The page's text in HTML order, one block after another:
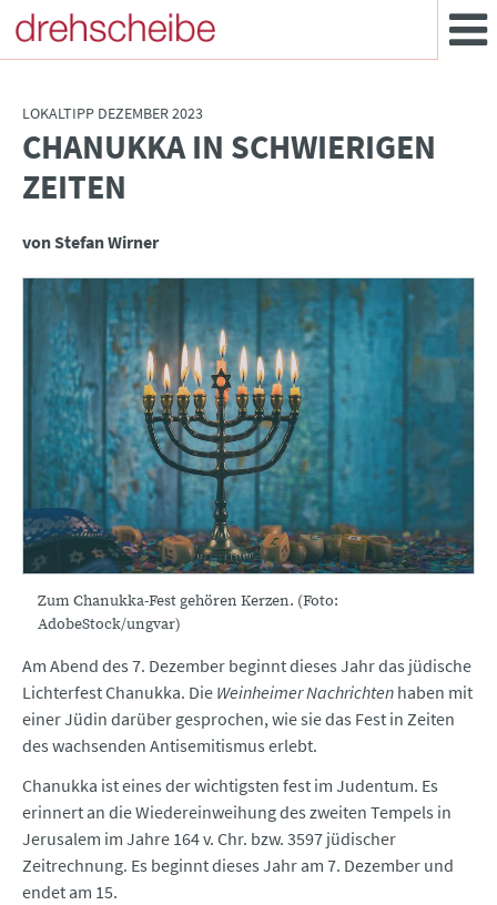
LOKALTIPP DEZEMBER 2023
:CHANUKKA IN SCHWIERIGEN
ZEITEN
von Stefan Wirner
Zum Chanukka-Fest gehören Kerzen. (Foto:
AdobeStock/ungvar)
Am Abend des 7. Dezember beginnt dieses Jahr das jüdische
Lichterfest Chanukka. Die Weinheimer Nachrichten haben mit
einer Jüdin darüber gesprochen, wie sie das Fest in Zeiten
des wachsenden Antisemitismus erlebt.
Chanukka ist eines der wichtigsten fest im Judentum. Es
erinnert an die Wiedereinweihung des zweiten Tempels in
Jerusalem im Jahre 164 v. Chr. bzw. 3597 jüdischer
Zeitrechnung. Es beginnt dieses Jahr am 7. Dezember und
endet am 15.